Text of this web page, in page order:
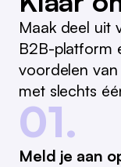
Maak deel uit
B2B-platform
voordelen
met slechts
01.
Meld je aan